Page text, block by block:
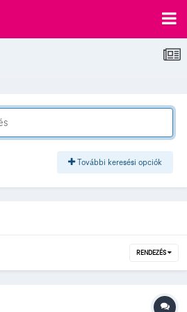
További keresési opciók
RENDEZÉS